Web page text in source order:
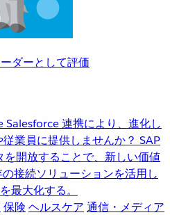
ダーとして評価
Salesforce 連携により、進化し
業員に提供しませんか？ SAP
開放することで、新しい価値
の接続ソリューションを活用し
最大化する。
保険 ヘルスケア 通信・メディア